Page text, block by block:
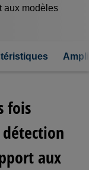
aux modèles
fois
aux